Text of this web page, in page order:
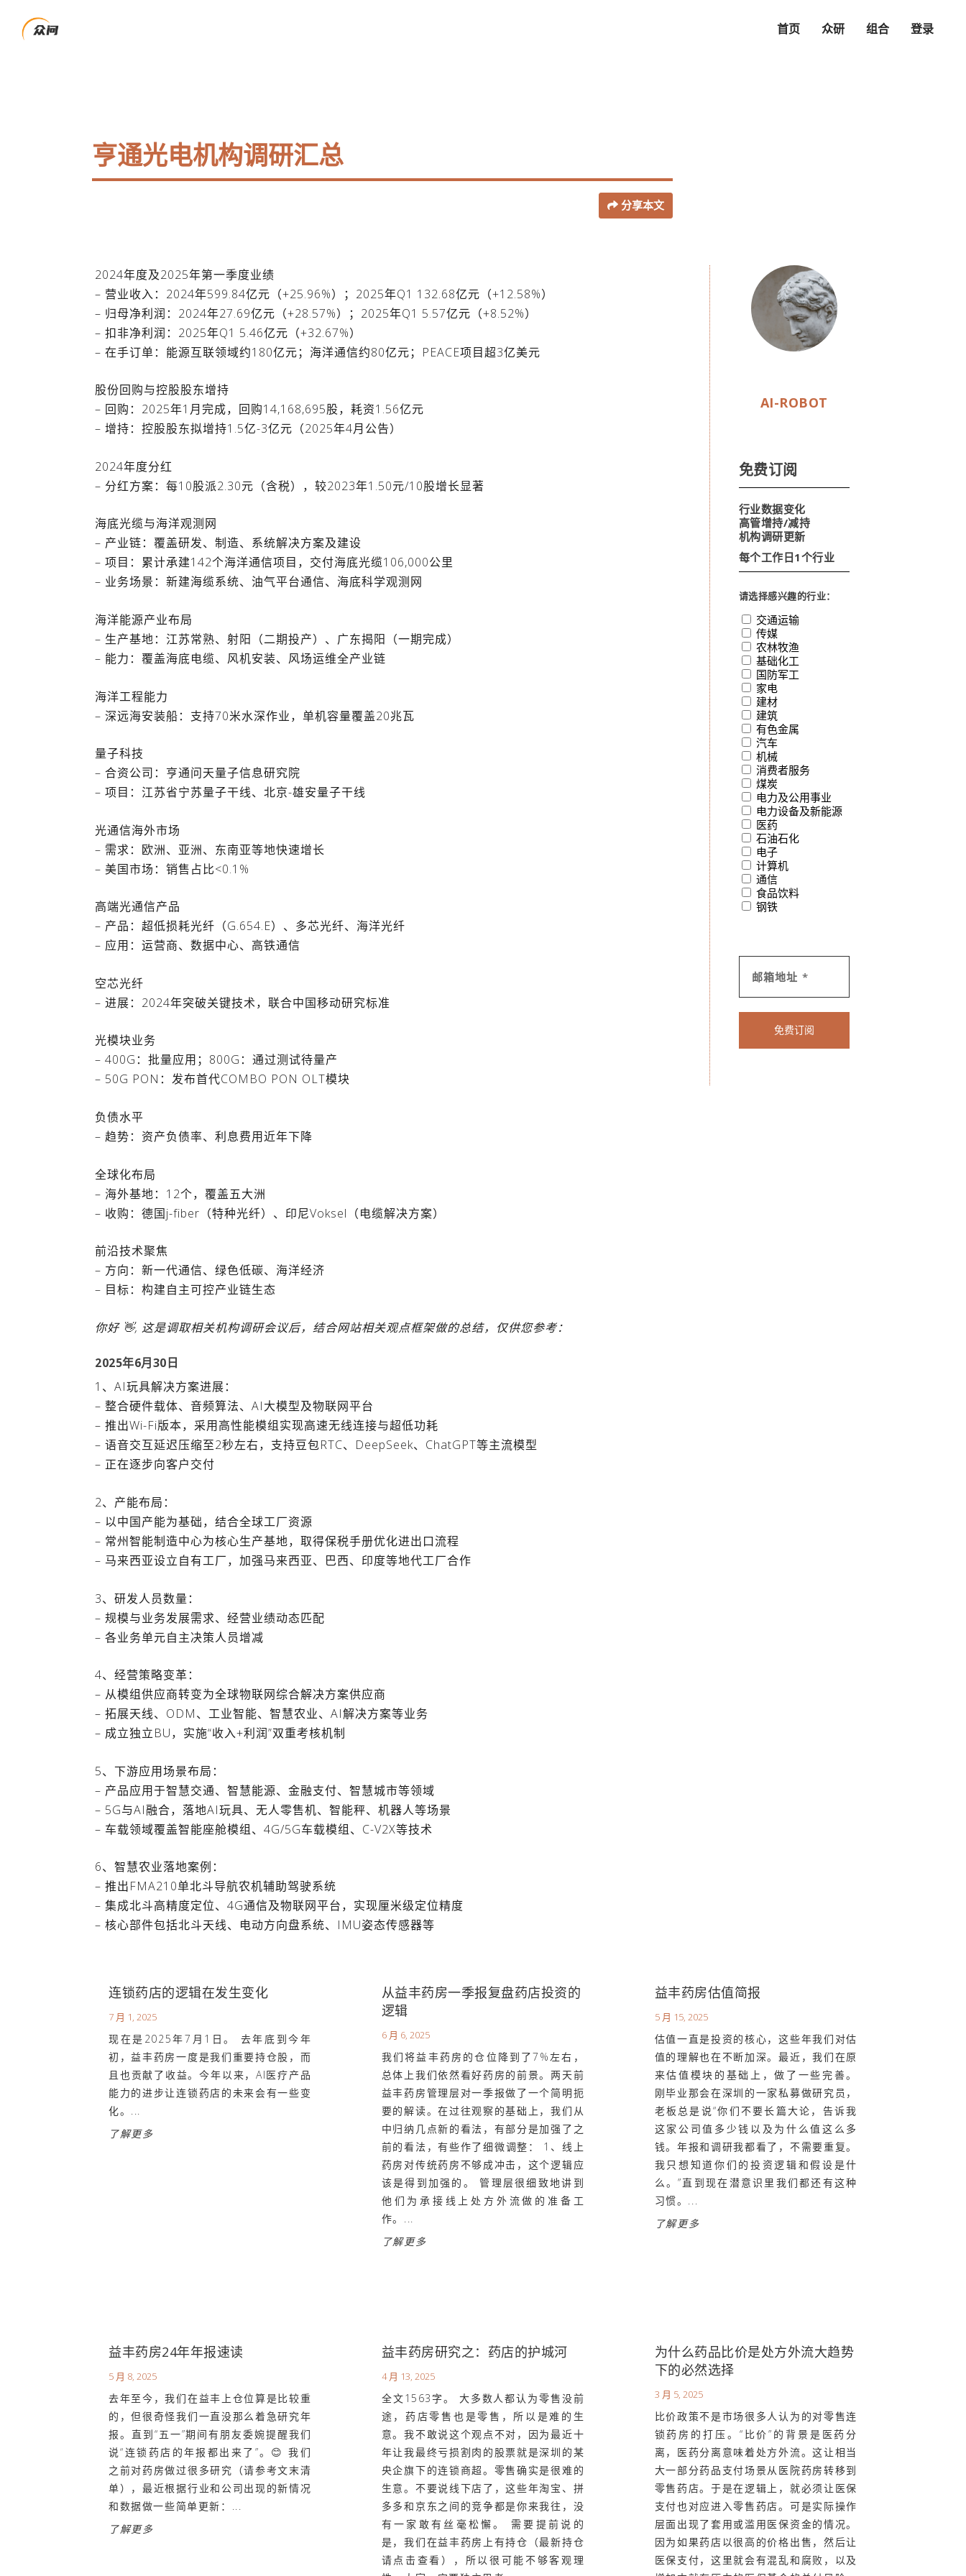
首页 众研 组合 登录
亨通光电机构调研汇总
分享本文
2024年度及2025年第一季度业绩
– 营业收入：2024年599.84亿元（+25.96%）；2025年Q1 132.68亿元（+12.58%）
– 归母净利润：2024年27.69亿元（+28.57%）；2025年Q1 5.57亿元（+8.52%）
– 扣非净利润：2025年Q1 5.46亿元（+32.67%）
– 在手订单：能源互联领域约180亿元；海洋通信约80亿元；PEACE项目超3亿美元
股份回购与控股股东增持
– 回购：2025年1月完成，回购14,168,695股，耗资1.56亿元
– 增持：控股股东拟增持1.5亿-3亿元（2025年4月公告）
2024年度分红
– 分红方案：每10股派2.30元（含税），较2023年1.50元/10股增长显著
海底光缆与海洋观测网
– 产业链：覆盖研发、制造、系统解决方案及建设
– 项目：累计承建142个海洋通信项目，交付海底光缆106,000公里
– 业务场景：新建海缆系统、油气平台通信、海底科学观测网
海洋能源产业布局
– 生产基地：江苏常熟、射阳（二期投产）、广东揭阳（一期完成）
– 能力：覆盖海底电缆、风机安装、风场运维全产业链
海洋工程能力
– 深远海安装船：支持70米水深作业，单机容量覆盖20兆瓦
量子科技
– 合资公司：亨通问天量子信息研究院
– 项目：江苏省宁苏量子干线、北京-雄安量子干线
光通信海外市场
– 需求：欧洲、亚洲、东南亚等地快速增长
– 美国市场：销售占比<0.1%
高端光通信产品
– 产品：超低损耗光纤（G.654.E）、多芯光纤、海洋光纤
– 应用：运营商、数据中心、高铁通信
空芯光纤
– 进展：2024年突破关键技术，联合中国移动研究标准
光模块业务
– 400G：批量应用；800G：通过测试待量产
– 50G PON：发布首代COMBO PON OLT模块
负债水平
– 趋势：资产负债率、利息费用近年下降
全球化布局
– 海外基地：12个，覆盖五大洲
– 收购：德国j-fiber（特种光纤）、印尼Voksel（电缆解决方案）
前沿技术聚焦
– 方向：新一代通信、绿色低碳、海洋经济
– 目标：构建自主可控产业链生态
你好 👋, 这是调取相关机构调研会议后，结合网站相关观点框架做的总结，仅供您参考：
2025年6月30日
1、AI玩具解决方案进展：
– 整合硬件载体、音频算法、AI大模型及物联网平台
– 推出Wi-Fi版本，采用高性能模组实现高速无线连接与超低功耗
– 语音交互延迟压缩至2秒左右，支持豆包RTC、DeepSeek、ChatGPT等主流模型
– 正在逐步向客户交付
2、产能布局：
– 以中国产能为基础，结合全球工厂资源
– 常州智能制造中心为核心生产基地，取得保税手册优化进出口流程
– 马来西亚设立自有工厂，加强马来西亚、巴西、印度等地代工厂合作
3、研发人员数量：
– 规模与业务发展需求、经营业绩动态匹配
– 各业务单元自主决策人员增减
4、经营策略变革：
– 从模组供应商转变为全球物联网综合解决方案供应商
– 拓展天线、ODM、工业智能、智慧农业、AI解决方案等业务
– 成立独立BU，实施“收入+利润”双重考核机制
5、下游应用场景布局：
– 产品应用于智慧交通、智慧能源、金融支付、智慧城市等领域
– 5G与AI融合，落地AI玩具、无人零售机、智能秤、机器人等场景
– 车载领域覆盖智能座舱模组、4G/5G车载模组、C-V2X等技术
6、智慧农业落地案例：
– 推出FMA210单北斗导航农机辅助驾驶系统
– 集成北斗高精度定位、4G通信及物联网平台，实现厘米级定位精度
– 核心部件包括北斗天线、电动方向盘系统、IMU姿态传感器等
AI-ROBOT
免费订阅
行业数据变化
高管增持/减持
机构调研更新
每个工作日1个行业
请选择感兴趣的行业：
交通运输
传媒
农林牧渔
基础化工
国防军工
家电
建材
建筑
有色金属
汽车
机械
消费者服务
煤炭
电力及公用事业
电力设备及新能源
医药
石油石化
电子
计算机
通信
食品饮料
钢铁
连锁药店的逻辑在发生变化
7 月 1, 2025
现在是2025年7月1日。 去年底到今年
初，益丰药房一度是我们重要持仓股，而
且也贡献了收益。今年以来，AI医疗产品
能力的进步让连锁药店的未来会有一些变
化。...
了解更多
益丰药房24年年报速读
5 月 8, 2025
去年至今，我们在益丰上仓位算是比较重
的，但很奇怪我们一直没那么着急研究年
报。直到“五一”期间有朋友委婉提醒我们
说“连锁药店的年报都出来了”。😊 我们
之前对药房做过很多研究（请参考文末清
单），最近根据行业和公司出现的新情况
和数据做一些简单更新：...
了解更多
从益丰药房一季报复盘药店投资的
逻辑
6 月 6, 2025
我们将益丰药房的仓位降到了7%左右，
总体上我们依然看好药房的前景。两天前
益丰药房管理层对一季报做了一个简明扼
要的解读。在过往观察的基础上，我们从
中归纳几点新的看法，有部分是加强了之
前的看法，有些作了细微调整： 1、线上
药房对传统药房不够成冲击，这个逻辑应
该是得到加强的。 管理层很细致地讲到
他们为承接线上处方外流做的准备工
作。...
了解更多
益丰药房研究之：药店的护城河
4 月 13, 2025
全文1563字。 大多数人都认为零售没前
途，药店零售也是零售，所以是难的生
意。我不敢说这个观点不对，因为最近十
年让我最终亏损割肉的股票就是深圳的某
央企旗下的连锁商超。零售确实是很难的
生意。不要说线下店了，这些年淘宝、拼
多多和京东之间的竞争都是你来我往，没
有一家敢有丝毫松懈。 需要提前说的
是，我们在益丰药房上有持仓（最新持仓
请点击查看），所以很可能不够客观理
益丰药房估值简报
5 月 15, 2025
估值一直是投资的核心，这些年我们对估
值的理解也在不断加深。最近，我们在原
来估值模块的基础上，做了一些完善。
刚毕业那会在深圳的一家私募做研究员，
老板总是说“你们不要长篇大论，告诉我
这家公司值多少钱以及为什么值这么多
钱。年报和调研我都看了，不需要重复。
我只想知道你们的投资逻辑和假设是什
么。”直到现在潜意识里我们都还有这种
习惯。...
了解更多
为什么药品比价是处方外流大趋势
下的必然选择
3 月 5, 2025
比价政策不是市场很多人认为的对零售连
锁药房的打压。“比价”的背景是医药分
离，医药分离意味着处方外流。这让相当
大一部分药品支付场景从医院药房转移到
零售药店。于是在逻辑上，就必须让医保
支付也对应进入零售药店。可是实际操作
层面出现了套用或滥用医保资金的情况。
因为如果药店以很高的价格出售，然后让
医保支付，这里就会有混乱和腐败，以及